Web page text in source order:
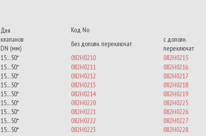
Для
клапанов
DN (мм)
Код No
без дополн. переключат
с дополн.
переключат
15…50* 082H0210
082H0215
15…50* 082H0211
082H0216
15…50* 082H0212
082H0217
15…50* 082H0213
082H0218
15…50* 082H0214
082H0219
15…50* 082H0220
082H0225
15…50* 082H0221
082H0226
15…50* 082H0222
082H0227
15…50* 082H0223
082H0228